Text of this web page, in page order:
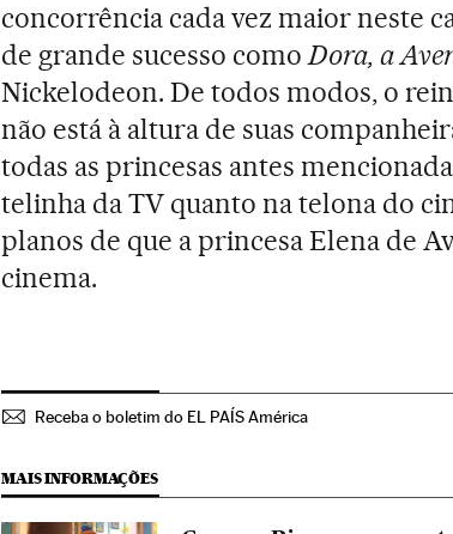
concorrência cada vez maior neste
de grande sucesso comoDora, a
Nickelodeon. De todos modos, o
não está à altura de suas
todas as princesas antes
telinha da TV quanto na telona do
planos de que a princesa Elena de
cinema.
Receba o boletim do EL PAÍS América
MAIS INFORMAÇÕES